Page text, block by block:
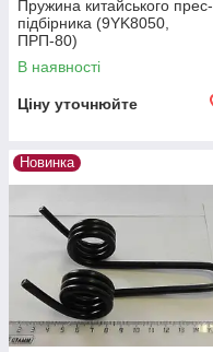
Пружина китайського прес-
підбірника (9YK8050,
ПРП-80)
В наявності
Ціну уточнюйте
Новинка